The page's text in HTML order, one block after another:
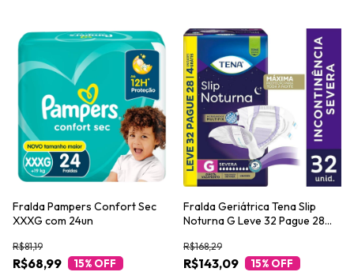
Fralda Pampers Confort Sec
XXXG com 24un
R$68,99
R$81,19
15% OFF
Fralda Geriátrica Tena Slip
Noturna G Leve 32 Pague 28
R$143,09
R$168,29
15% OFF